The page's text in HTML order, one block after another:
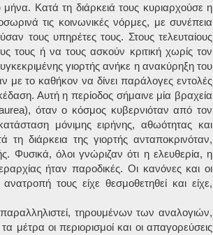
μήνα. Κατά τη διάρκειά τους κυριαρχούσε η
τις κοινωνικές νόρμες, με συνέπεια
τους υπηρέτες τους. Στους τελευταίους
τους ή να τους ασκούν κριτική χωρίς τον
γιορτής ανήκε η ανακύρηξη του
με το καθήκον να δίνει παράλογες εντολές
Αυτή η περίοδος σήμαινε μία βραχεία
όταν ο κόσμος κυβερνιόταν από τον
μόνιμης ειρήνης, αθωότητας και
διάρκεια της γιορτής ανταποκρινόταν,
Φυσικά, όλοι γνώριζαν ότι η ελευθερία, η
ήταν παροδικές. Οι κανόνες και οι
τους είχε θεσμοθετηθεί και είχε,
τηρουμένων των αναλογιών,
μέτρα οι περιορισμοί και οι απαγορεύσεις